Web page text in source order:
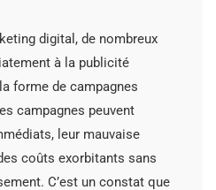
digital, de nombreux
à la publicité
forme de campagnes
campagnes peuvent
leur mauvaise
coûts exorbitants sans
C’est un constat que